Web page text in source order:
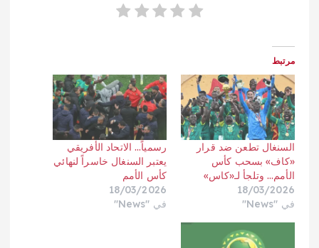
مرتبط
السنغال تطعن ضد قرار
«كاف» بسحب كأس
الأمم… وتلجأ لـ«كاس»
18/03/2026
في "News"
رسمياً… الاتحاد الأفريقي
يعتبر السنغال خاسراً لنهائي
كأس الأمم
18/03/2026
في "News"